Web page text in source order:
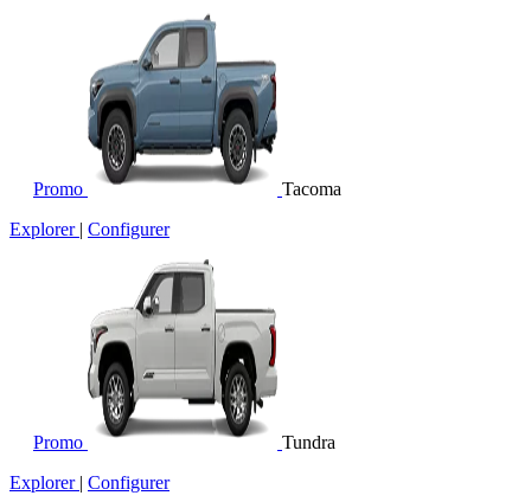
Promo
Tacoma
Explorer | Configurer
Promo
Tundra
Explorer | Configurer